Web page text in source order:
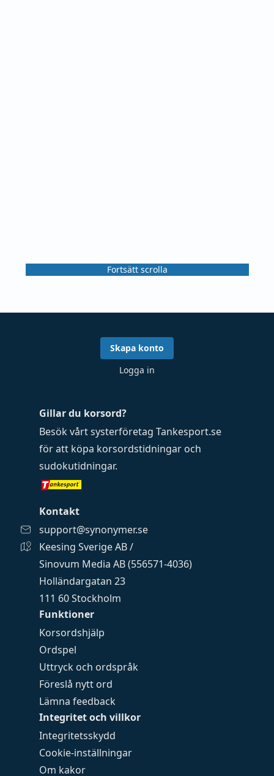
Fortsätt scrolla
Funktioner
Korsordshjälp
Ordspel
Uttryck och ordspråk
Föreslå nytt ord
Lämna feedback
Integritet och villkor
Integritetsskydd
Cookie-inställningar
Om kakor
Gillar du korsord?
Besök vårt systerföretag Tankesport.se
för att köpa korsordstidningar och
sudokutidningar.
Kontakt
support@synonymer.se
Keesing Sverige AB /
Sinovum Media AB (556571-4036)
Holländargatan 23
111 60 Stockholm
Skapa konto
Logga in